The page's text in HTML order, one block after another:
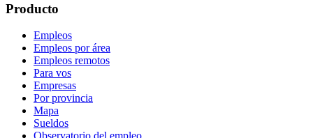
Producto
Empleos
Empleos por área
Empleos remotos
Para vos
Empresas
Por provincia
Mapa
Sueldos